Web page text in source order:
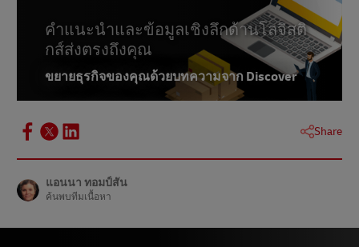
คำแนะนำและข้อมูลเชิงลึกด้านโลจิสติ
กส์ส่งตรงถึงคุณ
ขยายธุรกิจของคุณด้วยบทความจาก Discover
Share
แอนนา ทอมป์สัน
ค้นพบทีมเนื้อหา